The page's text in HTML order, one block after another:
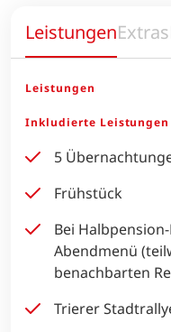
LeistungenExtras
Leistungen
Inkludierte Leistungen
5
Frühstück
Bei
Abendmenü
benachbarten
Trierer